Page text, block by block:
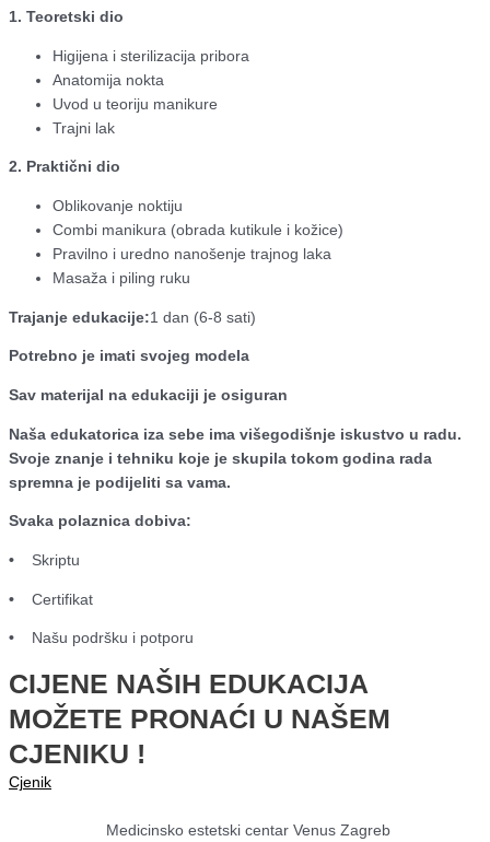
1. Teoretski dio
Higijena i sterilizacija pribora
Anatomija nokta
Uvod u teoriju manikure
Trajni lak
2. Praktični dio
Oblikovanje noktiju
Combi manikura (obrada kutikule i kožice)
Pravilno i uredno nanošenje trajnog laka
Masaža i piling ruku
Trajanje edukacije:1 dan (6-8 sati)
Potrebno je imati svojeg modela
Sav materijal na edukaciji je osiguran
Naša edukatorica iza sebe ima višegodišnje iskustvo u radu.
Svoje znanje i tehniku koje je skupila tokom godina rada
spremna je podijeliti sa vama.
Svaka polaznica dobiva:
• Skriptu
• Certifikat
• Našu podršku i potporu
CIJENE NAŠIH EDUKACIJA
MOŽETE PRONAĆI U NAŠEM
CJENIKU !
Cjenik
Medicinsko estetski centar Venus Zagreb